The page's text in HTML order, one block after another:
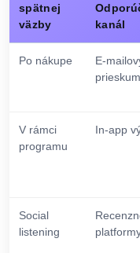
spätnej
väzby
kanál
Po nákupe
E-
prieskum
V rámci
programu
In-app
Social
listening